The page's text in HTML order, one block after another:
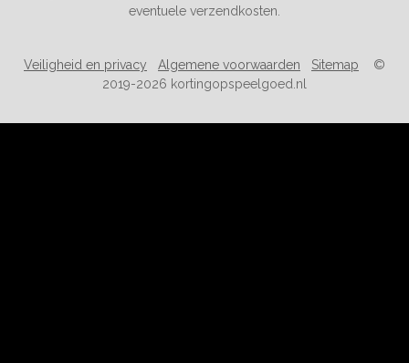
eventuele verzendkosten.
Veiligheid en privacy Algemene voorwaarden Sitemap ©
2019-2026 kortingopspeelgoed.nl